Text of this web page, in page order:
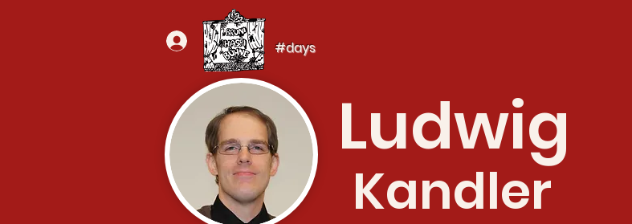
#days
Ludwig
Kandler